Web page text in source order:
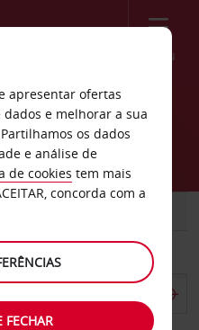
Menu
Frazer
apresentar ofertas
e melhorar a sua
os dados
e análise de
de cookies tem mais
concorda com a
FECHAR